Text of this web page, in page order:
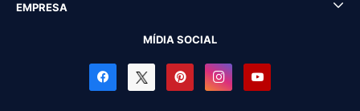
EMPRESA
MÍDIA SOCIAL